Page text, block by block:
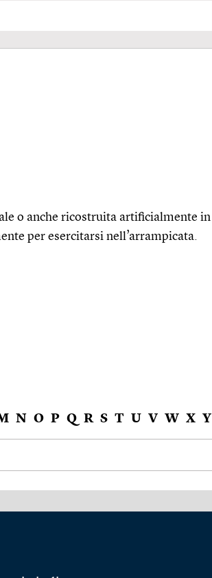
o anche ricostruita artificialmente in
per esercitarsi nell’arrampicata.
N O P Q R S T U V W X Y